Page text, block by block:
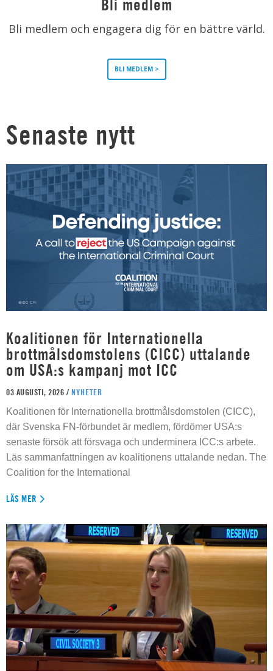
Bli medlem
Bli medlem och engagera dig för en bättre värld.
BLI MEDLEM >
Senaste nytt
Koalitionen för Internationella
brottmålsdomstolens (CICC) uttalande
om USA:s kampanj mot ICC
03 AUGUSTI, 2026 / NYHETER
Koalitionen för Internationella brottmålsdomstolen (CICC),
där Svenska FN-förbundet är medlem, fördömer USA:s
senaste försök att försvaga och underminera ICC:s arbete.
Läs sammanfattningen av koalitionens uttalande nedan. The
Coalition for the International
LÄS MER